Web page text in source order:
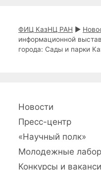
я
ФИЦ КазНЦ РАН ►
информационной
города: Сады и парки
Новости
Пресс-центр
«Научный полк»
Молодежные
Конкурсы и